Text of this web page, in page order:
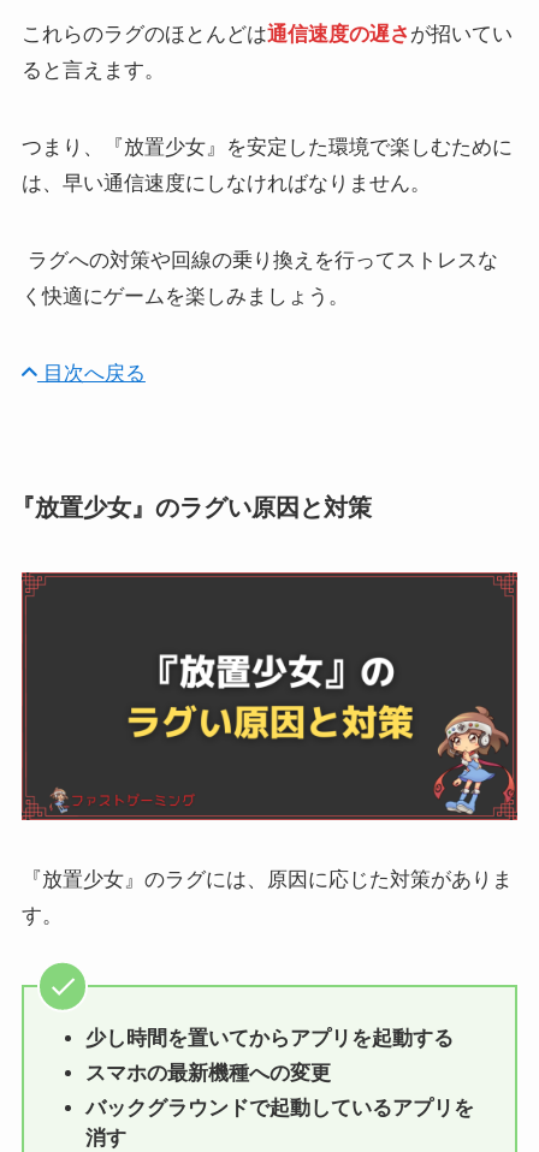
これらのラグのほとんどは通信速度の遅さ が招いてい
ると言えます。
つまり、『放置少女』を安定した環境で楽しむために
は、早い通信速度にしなければなりません。
ラグへの対策や回線の乗り換えを行ってストレスな
く快適にゲームを楽しみましょう。
目次へ戻る
『放置少女』のラグい原因と対策
『放置少女』のラグには、原因に応じた対策がありま
す。
少し時間を置いてからアプリを起動する
スマホの最新機種への変更
バックグラウンドで起動しているアプリを
消す